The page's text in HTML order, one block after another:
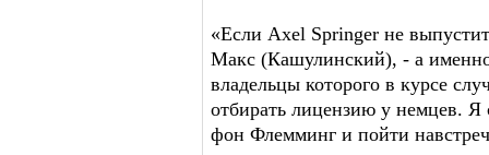
«Если Axel Springer не
Макс (Кашулинский), - а именно
владельцы которого в курсе
отбирать лицензию у немцев.
фон Флемминг и пойти